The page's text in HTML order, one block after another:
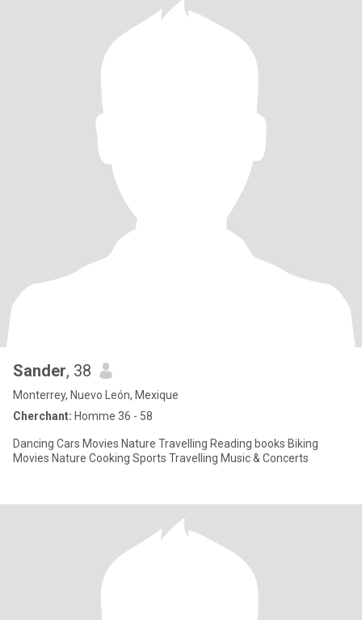
Sander, 38
Monterrey, Nuevo León, Mexique
Cherchant: Homme 36 - 58
Dancing Cars Movies Nature Travelling Reading books Biking
Movies Nature Cooking Sports Travelling Music & Concerts